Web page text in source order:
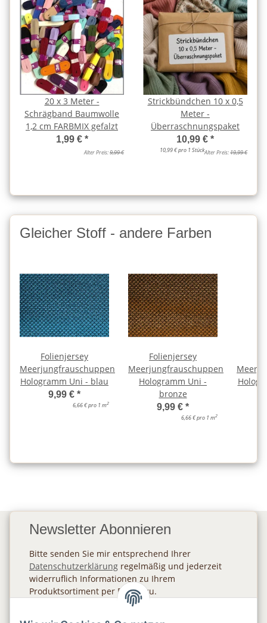
20 x 3 Meter -
Schrägband Baumwolle
1,2 cm FARBMIX gefalzt
1,99 € *
Alter Preis:9,99 €
Strickbündchen 10 x 0,5
Meter -
Überraschnungspaket
10,99 € *
10,99 € pro 1 StückAlter Preis:19,99 €
Gleicher Stoff - andere Farben
Folienjersey
Meerjungfrauschuppen
Hologramm Uni - blau
9,99 € *
6,66 € pro 1 m2
Folienjersey
Meerjungfrauschuppen
Hologramm Uni -
bronze
9,99 € *
6,66 € pro 1 m2
Newsletter Abonnieren
Bitte senden Sie mir entsprechend Ihrer
Datenschutzerklärung regelmäßig und jederzeit
widerruflich Informationen zu Ihrem
Produktsortiment per E-Mail zu.